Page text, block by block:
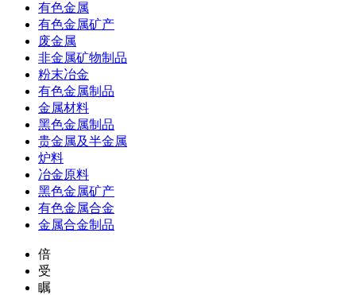
有色金属
有色金属矿产
废金属
非金属矿物制品
粉末冶金
有色金属制品
金属材料
黑色金属制品
贵金属及半金属
炉料
冶金原料
黑色金属矿产
有色金属合金
金属合金制品
倍
受
瞩